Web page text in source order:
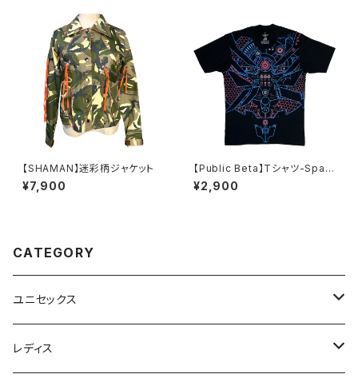
【SHAMAN】迷彩柄ジャケット
¥7,900
【Public Beta】Tシャツ-Spac
eController 2.01
¥2,900
CATEGORY
ユニセックス
半袖Tシャツ
レディス